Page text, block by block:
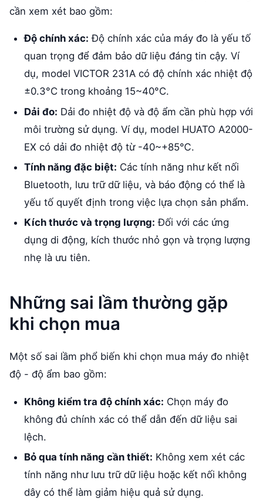
cần xem xét bao gồm:
Độ chính xác: Độ chính xác của máy đo là yếu tố
quan trọng để đảm bảo dữ liệu đáng tin cậy. Ví
dụ, model VICTOR 231A có độ chính xác nhiệt độ
±0.3°C trong khoảng 15~40°C.
Dải đo: Dải đo nhiệt độ và độ ẩm cần phù hợp với
môi trường sử dụng. Ví dụ, model HUATO A2000-
EX có dải đo nhiệt độ từ -40~+85℃.
Tính năng đặc biệt: Các tính năng như kết nối
Bluetooth, lưu trữ dữ liệu, và báo động có thể là
yếu tố quyết định trong việc lựa chọn sản phẩm.
Kích thước và trọng lượng: Đối với các ứng
dụng di động, kích thước nhỏ gọn và trọng lượng
nhẹ là ưu tiên.
Những sai lầm thường gặp
khi chọn mua
Một số sai lầm phổ biến khi chọn mua máy đo nhiệt
độ - độ ẩm bao gồm:
Không kiểm tra độ chính xác: Chọn máy đo
không đủ chính xác có thể dẫn đến dữ liệu sai
lệch.
Bỏ qua tính năng cần thiết: Không xem xét các
tính năng như lưu trữ dữ liệu hoặc kết nối không
dây có thể làm giảm hiệu quả sử dụng.